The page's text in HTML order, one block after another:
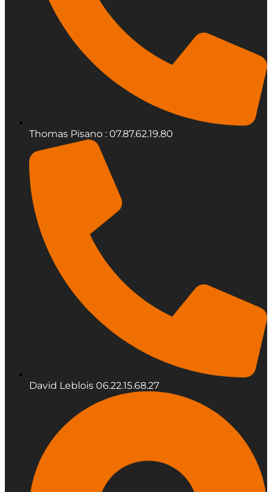
Thomas Pisano : 07.87.62.19.80
David Leblois 06.22.15.68.27